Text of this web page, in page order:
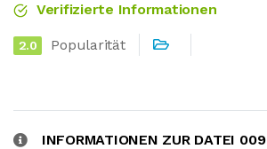
Verifizierte Informationen
2.0 Popularität
INFORMATIONEN ZUR DATEI 009